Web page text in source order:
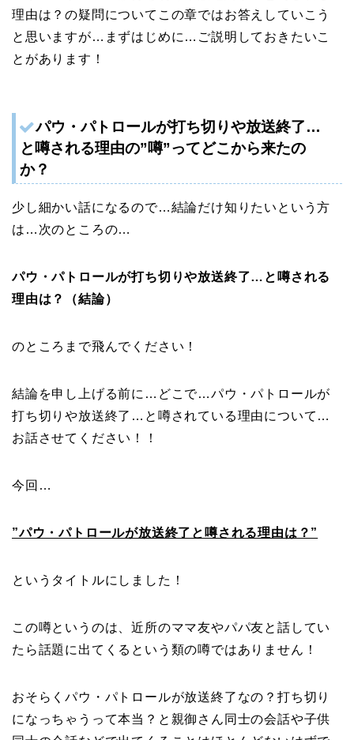
理由は？の疑問についてこの章ではお答えしていこう
と思いますが…まずはじめに…ご説明しておきたいこ
とがあります！
パウ・パトロールが打ち切りや放送終了…
と噂される理由の”噂”ってどこから来たの
か？
少し細かい話になるので…結論だけ知りたいという方
は…次のところの…
パウ・パトロールが打ち切りや放送終了…と噂される
理由は？（結論）
のところまで飛んでください！
結論を申し上げる前に…どこで…パウ・パトロールが
打ち切りや放送終了…と噂されている理由について…
お話させてください！！
今回…
”パウ・パトロールが放送終了と噂される理由は？”
というタイトルにしました！
この噂というのは、近所のママ友やパパ友と話してい
たら話題に出てくるという類の噂ではありません！
おそらくパウ・パトロールが放送終了なの？打ち切り
になっちゃうって本当？と親御さん同士の会話や子供